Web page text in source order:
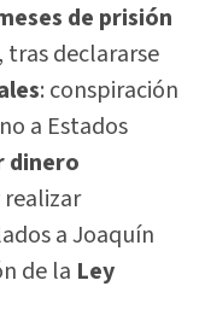
de prisión
tras declararse
: conspiración
a Estados
dinero
realizar
a Joaquín
de la Ley